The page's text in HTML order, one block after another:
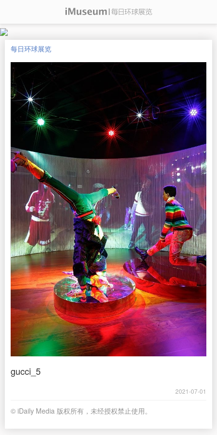
每日环球展览
gucci_5
2021-07-01
© iDaily Media 版权所有，未经授权禁止使用。